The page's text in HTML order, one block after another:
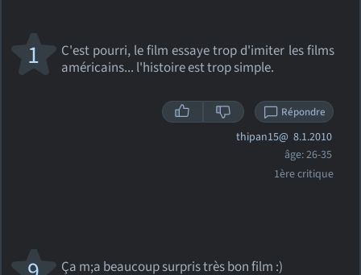
C'est pourri, le film essaye trop d'imiter les films
américains... l'histoire est trop simple.
1
Répondre
thipan15@ 8.1.2010
âge: 26-35
1ère critique
Ça m;a beaucoup surpris très bon film :)